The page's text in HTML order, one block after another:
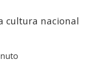
cultura nacional